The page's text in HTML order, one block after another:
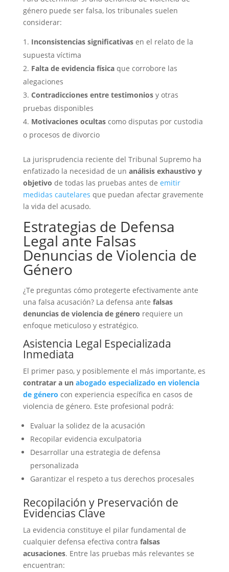
género puede ser falsa, los tribunales suelen
considerar:
Inconsistencias significativasen el relato de la
supuesta víctima
Falta de evidencia físicaque corrobore las
alegaciones
Contradicciones entre testimoniosy otras
pruebas disponibles
Motivaciones ocultascomo disputas por custodia
o procesos de divorcio
La jurisprudencia reciente del Tribunal Supremo ha
enfatizado la necesidad de un análisis exhaustivo y
objetivo de todas las pruebas antes de emitir
medidas cautelares que puedan afectar gravemente
la vida del acusado.
Estrategias de Defensa
Legal ante Falsas
Denuncias de Violencia de
Género
¿Te preguntas cómo protegerte efectivamente ante
una falsa acusación? La defensa ante falsas
denuncias de violencia de género requiere un
enfoque meticuloso y estratégico.
Asistencia Legal Especializada
Inmediata
El primer paso, y posiblemente el más importante, es
contratar a un abogado especializado en violencia
de género con experiencia específica en casos de
violencia de género. Este profesional podrá:
Evaluar la solidez de la acusación
Recopilar evidencia exculpatoria
Desarrollar una estrategia de defensa
personalizada
Garantizar el respeto a tus derechos procesales
Recopilación y Preservación de
Evidencias Clave
La evidencia constituye el pilar fundamental de
cualquier defensa efectiva contra falsas
acusaciones. Entre las pruebas más relevantes se
encuentran: